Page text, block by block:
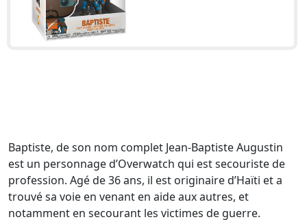
Baptiste, de son nom complet Jean-Baptiste Augustin
est un personnage d’Overwatch qui est secouriste de
profession. Agé de 36 ans, il est originaire d’Haïti et a
trouvé sa voie en venant en aide aux autres, et
notamment en secourant les victimes de guerre.